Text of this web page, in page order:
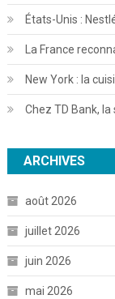
États-Unis :
La France
New York : la
Chez TD Bank,
ARCHIVES
août 2026
juillet 2026
juin 2026
mai 2026